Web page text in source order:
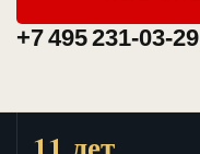
+7 495 231-03-29